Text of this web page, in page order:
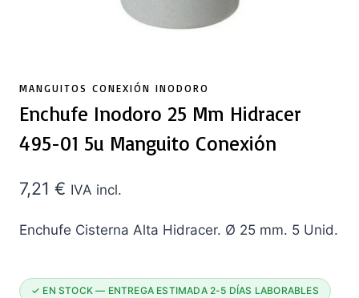
MANGUITOS CONEXIÓN INODORO
Enchufe Inodoro 25 Mm Hidracer
495-01 5u Manguito Conexión
7,21 € IVA incl.
Enchufe Cisterna Alta Hidracer. Ø 25 mm. 5 Unid.
✓ EN STOCK — ENTREGA ESTIMADA 2-5 DÍAS LABORABLES